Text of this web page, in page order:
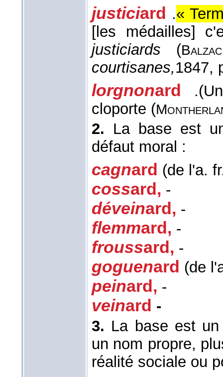
justiciard .«
[les médailles]
justiciards (Balzac
courtisanes,1847,
lorgnonard .
cloporte (
2. La base est
défaut moral :
cagnard (de l'a.
cossard , -
déveinard , -
flemmard , -
froussard , -
goguenard (de
peinard , -
veinard -
3. La base est
un nom propre,
réalité sociale ou